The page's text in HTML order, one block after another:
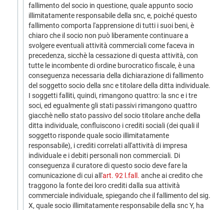
fallimento del socio in questione, quale appunto socio
illimitatamente responsabile della snc, e, poiché questo
fallimento comporta l'apprensione di tutti i suoi beni, è
chiaro che il socio non può liberamente continuare a
svolgere eventuali attività commerciali come faceva in
precedenza, sicchè la cessazione di questa attività, con
tutte le incombente di ordine burocratico fiscale, è una
conseguenza necessaria della dichiarazione di fallimento
del soggetto socio della snc e titolare della ditta individuale.
I soggetti falliti, quindi, rimangono quattro: la snc e i tre
soci, ed egualmente gli stati passivi rimangono quattro
giacchè nello stato passivo del socio titolare anche della
ditta individuale, confluiscono i crediti sociali (dei quali il
soggetto risponde quale socio illimitatamente
responsabile), i crediti correlati all'attività di impresa
individuale e i debiti personali non commerciali. Di
conseguenza il curatore di questo socio deve fare la
comunicazione di cui all'art. 92 l.fall. anche ai credito che
traggono la fonte dei loro crediti dalla sua attività
commerciale individuale, spiegando che il fallimento del sig.
X, quale socio illimitatamente responsabile della snc Y, ha